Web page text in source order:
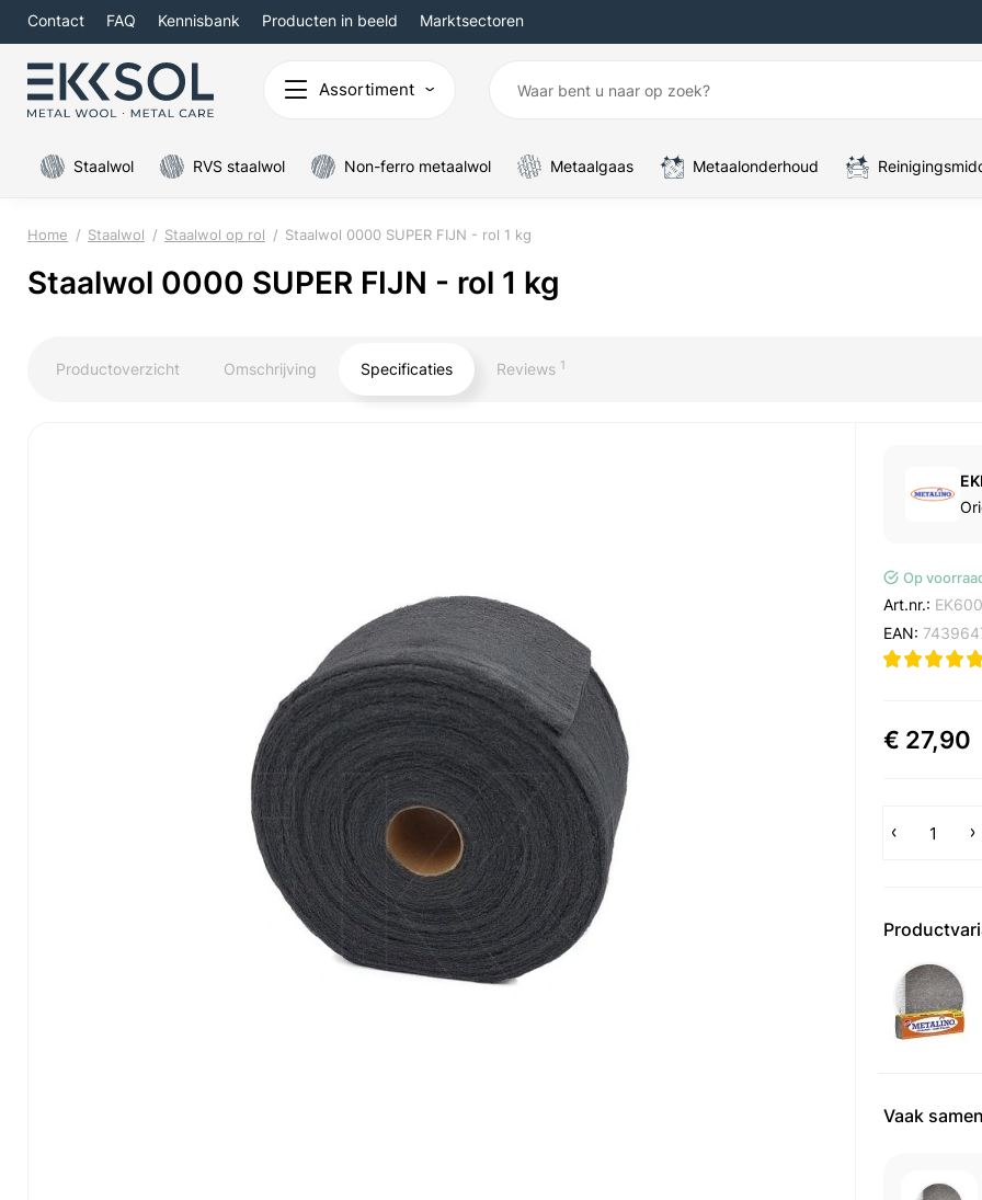
Contact FAQ Kennisbank Producten in beeld Marktsectoren
Assortiment
Staalwol RVS staalwol Non-ferro metaalwol Metaalgaas Metaalonderhoud
Home Staalwol Staalwol op rol Staalwol 0000 SUPER FIJN - rol 1 kg
Staalwol 0000 SUPER FIJN - rol 1 kg
Productoverzicht Omschrijving Specificaties Reviews 1
Op
Art.nr.:
EAN:
€ 27,90
Vaak